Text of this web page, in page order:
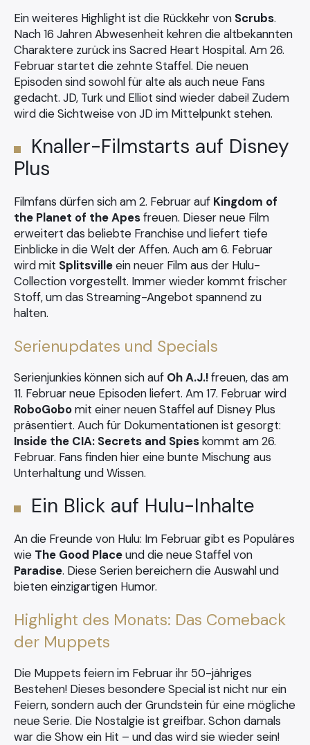
Ein weiteres Highlight ist die Rückkehr von Scrubs.
Nach 16 Jahren Abwesenheit kehren die altbekannten
Charaktere zurück ins Sacred Heart Hospital. Am 26.
Februar startet die zehnte Staffel. Die neuen
Episoden sind sowohl für alte als auch neue Fans
gedacht. JD, Turk und Elliot sind wieder dabei! Zudem
wird die Sichtweise von JD im Mittelpunkt stehen.
Knaller-Filmstarts auf Disney
Plus
Filmfans dürfen sich am 2. Februar auf Kingdom of
the Planet of the Apesfreuen. Dieser neue Film
erweitert das beliebte Franchise und liefert tiefe
Einblicke in die Welt der Affen. Auch am 6. Februar
wird mit Splitsvilleein neuer Film aus der Hulu-
Collection vorgestellt. Immer wieder kommt frischer
Stoff, um das Streaming-Angebot spannend zu
halten.
Serienupdates und Specials
Serienjunkies können sich auf Oh A.J.!freuen, das am
11. Februar neue Episoden liefert. Am 17. Februar wird
RoboGobomit einer neuen Staffel auf Disney Plus
präsentiert. Auch für Dokumentationen ist gesorgt:
Inside the CIA: Secrets and Spieskommt am 26.
Februar. Fans finden hier eine bunte Mischung aus
Unterhaltung und Wissen.
Ein Blick auf Hulu-Inhalte
An die Freunde von Hulu: Im Februar gibt es Populäres
wie The Good Placeund die neue Staffel von
Paradise. Diese Serien bereichern die Auswahl und
bieten einzigartigen Humor.
Highlight des Monats: Das Comeback
der Muppets
Die Muppets feiern im Februar ihr 50-jähriges
Bestehen! Dieses besondere Special ist nicht nur ein
Feiern, sondern auch der Grundstein für eine mögliche
neue Serie. Die Nostalgie ist greifbar. Schon damals
war die Show ein Hit – und das wird sie wieder sein!
×